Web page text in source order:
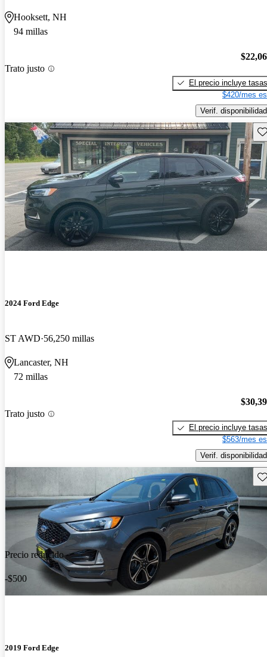
Hooksett, NH
94 millas
Trato justo
El precio incluye tasas
$420/mes
Verif. disponibilidad
2024 Ford Edge
ST AWD 56,250 millas
Lancaster, NH
72 millas
Trato justo
El precio incluye tasas
$563/mes
Verif. disponibilidad
Precio reducido
-$500
2019 Ford Edge